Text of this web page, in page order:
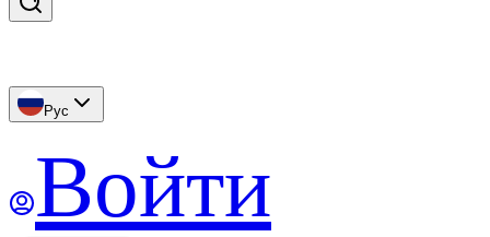
Рус
Войти